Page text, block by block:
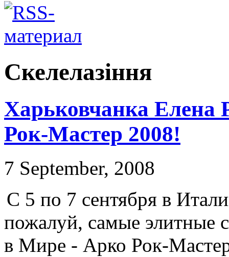
Скелелазіння
Харьковчанка Елена
Рок-Мастер 2008!
7 September, 2008
С 5 по 7 сентября в
пожалуй, самые элитные
в Мире - Арко Рок-